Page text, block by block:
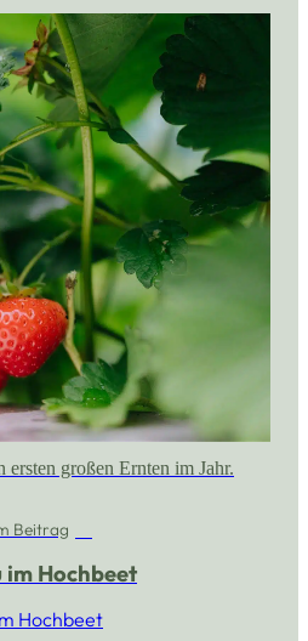
ersten großen Ernten im Jahr.
Beitrag
im Hochbeet